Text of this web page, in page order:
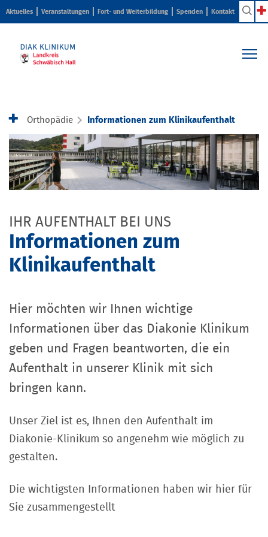
Aktuelles Veranstaltungen Fort- und Weiterbildung Spenden Kontakt
Ihr Aufenthalt
Karriere & Ausbildung
Über uns
Orthopädie Informationen zum Klinikaufenthalt
IHR AUFENTHALT BEI UNS
Informationen zum
Klinikaufenthalt
Hier möchten wir Ihnen wichtige
Informationen über das Diakonie Klinikum
geben und Fragen beantworten, die ein
Aufenthalt in unserer Klinik mit sich
bringen kann.
Unser Ziel ist es, Ihnen den Aufenthalt im
Diakonie-Klinikum so angenehm wie möglich zu
gestalten.
Die wichtigsten Informationen haben wir hier für
Sie zusammengestellt